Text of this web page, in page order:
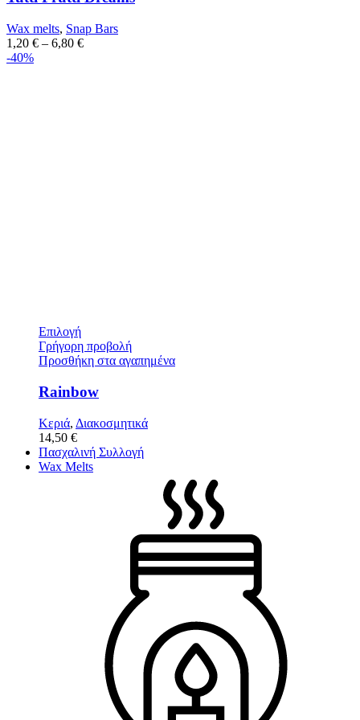
Επιλογή
Γρήγορη προβολή
Προσθήκη στα αγαπημένα
Rainbow
Κεριά, Διακοσμητικά
14,50 €
Πασχαλινή Συλλογή
Wax Melts
Wax melts, Snap Bars
1,20 € – 6,80 €
-40%